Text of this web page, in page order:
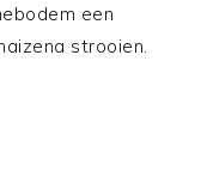
een
strooien.